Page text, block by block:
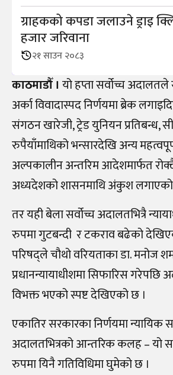
ग्राहकको कपडा जलाउने ड्राइ
हजार जरिवाना
२१ साउन २०८३
काठमाडौँ । यो हप्ता सर्वोच्च
अर्का विवादास्पद निर्णयमा ब्रेक
संगठन खारेजी, ट्रेड युनियन प्रतिबन्ध,
रुपैयाँमाथिको भन्सारदेखि अन्य
अल्पकालीन अन्तरिम आदेशमार्फत
अध्यदेशको शासनमाथि अंकुश
तर यही बेला सर्वोच्च अदालतभित्रै
रुपमा गुटबन्दी र टकराव बढेको
परिषद्ले चौथो वरियताका डा. मनोज
प्रधानन्यायाधीशमा सिफारिस गरेपछि
विभक्त भएको स्पष्ट देखिएको छ ।
एकातिर सरकारका निर्णयमा न्यायिक
अदालतभित्रको आन्तरिक कलह – यो
रुपमा यिनै गतिविधिमा घुमेको छ ।